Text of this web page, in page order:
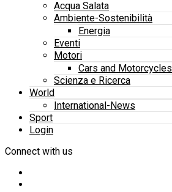
Acqua Salata
Ambiente-Sostenibilità
Energia
Eventi
Motori
Cars and Motorcycles
Scienza e Ricerca
World
International-News
Sport
Login
Connect with us